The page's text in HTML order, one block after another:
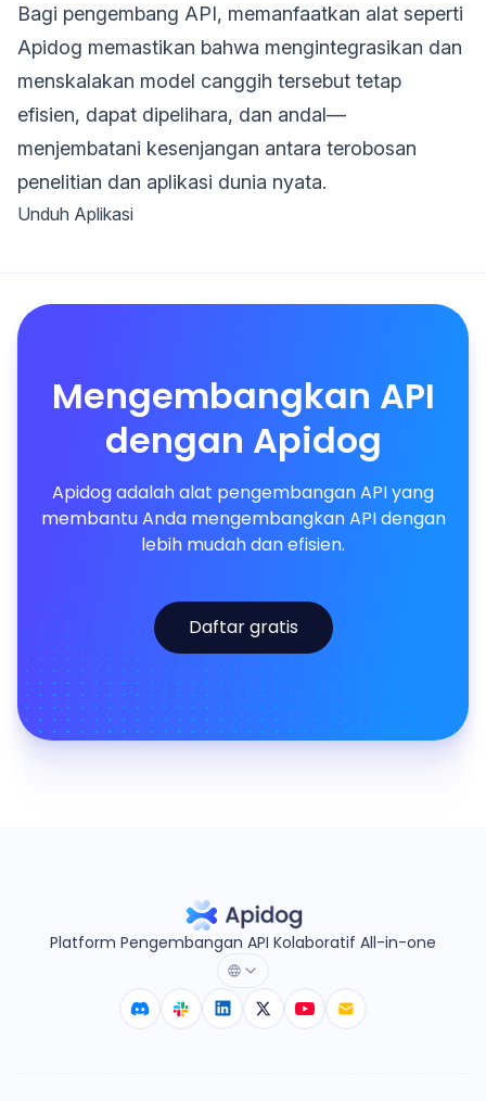
Bagi pengembang API, memanfaatkan alat seperti
Apidog memastikan bahwa mengintegrasikan dan
menskalakan model canggih tersebut tetap
efisien, dapat dipelihara, dan andal—
menjembatani kesenjangan antara terobosan
penelitian dan aplikasi dunia nyata.
Unduh Aplikasi
Mengembangkan API
dengan Apidog
Apidog adalah alat pengembangan API yang
membantu Anda mengembangkan API dengan
lebih mudah dan efisien.
Daftar gratis
Platform Pengembangan API Kolaboratif All-in-one